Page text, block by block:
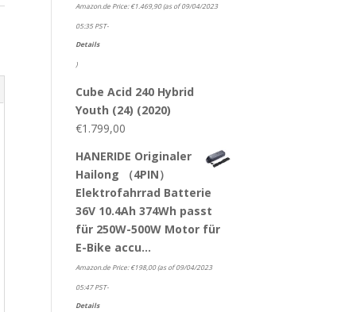
Amazon.de Price:€1.469,90(as of 09/04/2023
05:35 PST-
Details
)
Cube Acid 240 Hybrid
Youth (24) (2020)
€1.799,00
HANERIDE Originaler
Hailong （4PIN）
Elektrofahrrad Batterie
36V 10.4Ah 374Wh passt
für 250W-500W Motor für
E-Bike accu…
Amazon.de Price:€198,00(as of 09/04/2023
05:47 PST-
Details